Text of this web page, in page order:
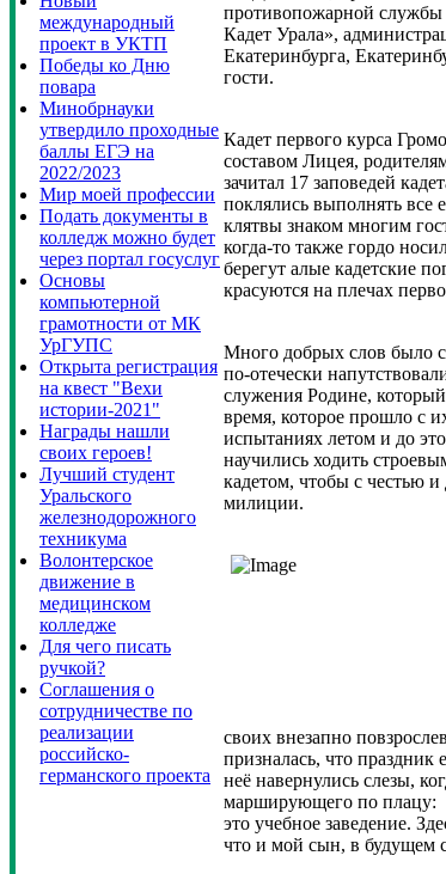
международный
проект в УКТП
Победы ко Дню
повара
Минобрнауки
утвердило проходные
баллы ЕГЭ на
2022/2023
Мир моей профессии
Подать документы в
колледж можно будет
через портал госуслуг
Основы
компьютерной
грамотности от МК
УрГУПС
Открыта регистрация
на квест "Вехи
истории-2021"
Награды нашли
своих героев!
Лучший студент
Уральского
железнодорожного
техникума
Волонтерское
движение в
медицинском
колледже
Для чего писать
ручкой?
Соглашения о
сотрудничестве по
реализации
российско-
германского проекта
противопожарной
Кадет Урала»,
Екатеринбурга,
гости.
Кадет первого курса
составом Лицея,
зачитал 17 заповедей
поклялись выполнять все
клятвы знаком многим
когда-то также гордо
берегут алые кадетские
красуются на плечах
Много добрых слов было
по-отечески
служения Родине,
время, которое прошло с
испытаниях летом и до
научились ходить
кадетом, чтобы с честью
милиции.
своих внезапно
призналась, что
неё навернулись слезы,
марширующего по плацу:
это учебное заведение.
что и мой сын, в будущем